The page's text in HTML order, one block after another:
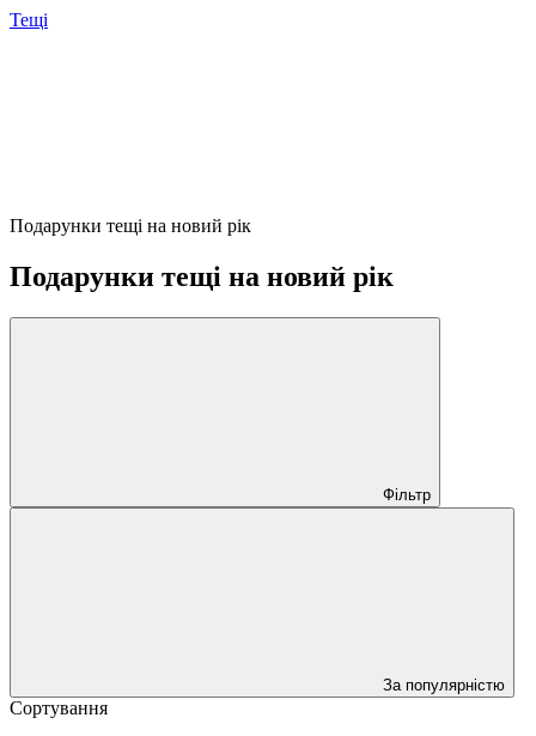
Тещі
Подарунки тещі на новий рік
Подарунки тещі на новий рік
Фільтр
За популярністю
Сортування